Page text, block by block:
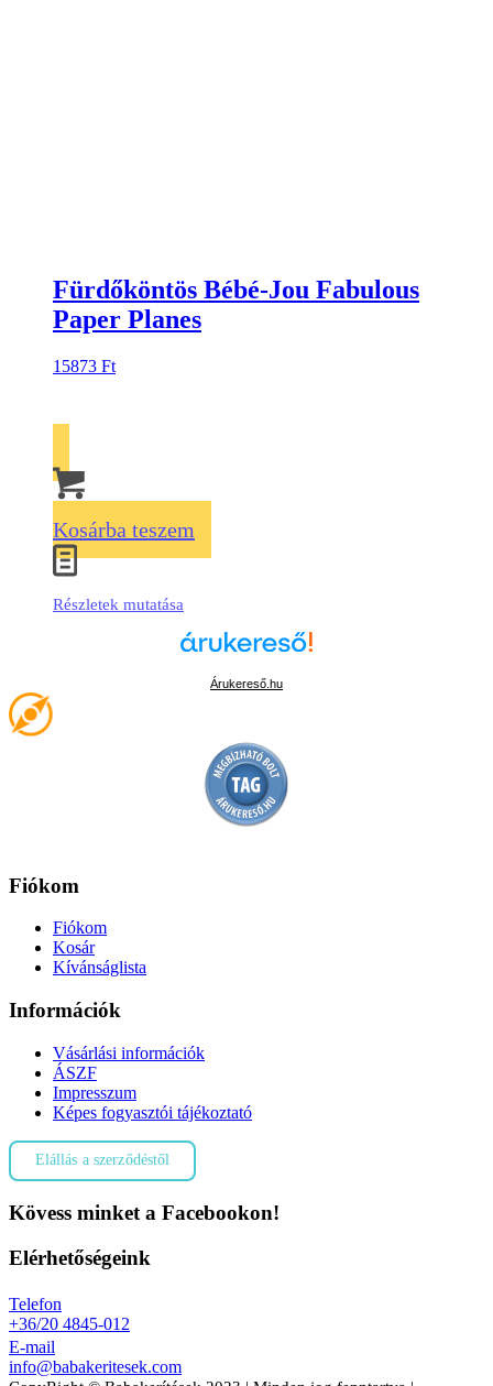
Fürdőköntös Bébé-Jou Fabulous
Paper Planes
15873 Ft
Kosárba teszem
Részletek mutatása
Árukereső.hu
Fiókom
Fiókom
Kosár
Kívánságlista
Információk
Vásárlási információk
ÁSZF
Impresszum
Képes fogyasztói tájékoztató
Elállás a szerződéstől
Kövess minket a Facebookon!
Elérhetőségeink
Telefon
+36/20 4845-012
E-mail
info@babakeritesek.com